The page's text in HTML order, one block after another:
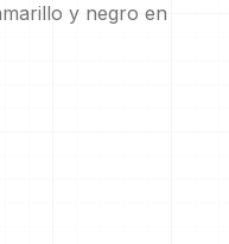
y negro en